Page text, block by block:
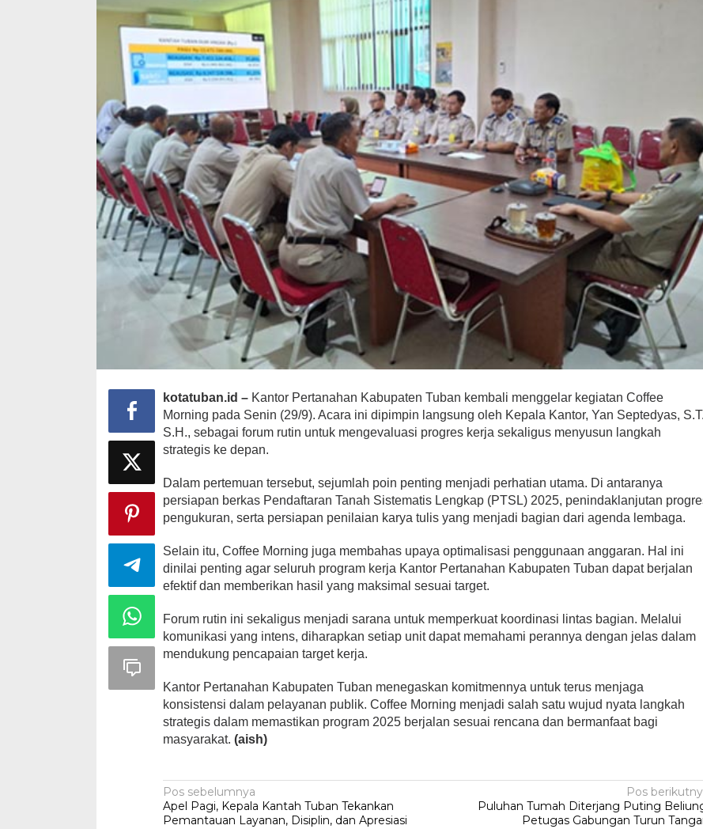
kotatuban.id – Kantor Pertanahan Kabupaten Tuban kembali menggelar kegiatan Coffee
Morning pada Senin (29/9). Acara ini dipimpin langsung oleh Kepala Kantor, Yan Septedyas,
S.H., sebagai forum rutin untuk mengevaluasi progres kerja sekaligus menyusun langkah
strategis ke depan.
Dalam pertemuan tersebut, sejumlah poin penting menjadi perhatian utama. Di antaranya
persiapan berkas Pendaftaran Tanah Sistematis Lengkap (PTSL) 2025, penindaklanjutan
pengukuran, serta persiapan penilaian karya tulis yang menjadi bagian dari agenda lembaga.
Selain itu, Coffee Morning juga membahas upaya optimalisasi penggunaan anggaran. Hal ini
dinilai penting agar seluruh program kerja Kantor Pertanahan Kabupaten Tuban dapat berjalan
efektif dan memberikan hasil yang maksimal sesuai target.
Forum rutin ini sekaligus menjadi sarana untuk memperkuat koordinasi lintas bagian. Melalui
komunikasi yang intens, diharapkan setiap unit dapat memahami perannya dengan jelas dalam
mendukung pencapaian target kerja.
Kantor Pertanahan Kabupaten Tuban menegaskan komitmennya untuk terus menjaga
konsistensi dalam pelayanan publik. Coffee Morning menjadi salah satu wujud nyata langkah
strategis dalam memastikan program 2025 berjalan sesuai rencana dan bermanfaat bagi
masyarakat.(aish)
Navigasi
pos
Pos sebelumnya
Apel Pagi, Kepala Kantah Tuban Tekankan
Pemantauan Layanan, Disiplin, dan Apresiasi
Pos
Puluhan Tumah Diterjang Puting
Petugas Gabungan Turun